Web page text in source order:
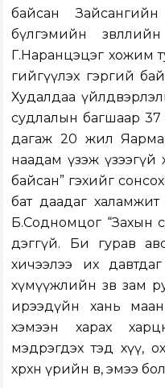
байсан
бүлгэмийн
Г.Наранцэцэг хожим
гийгүүлэх гэргий
Худалдаа
судлалын багшаар 37
дагаж 20 жил
наадам үзэж үзээгүй
байсан” гэхийг
бат даадаг
Б.Содномцог “Захын
дэггүй. Би гурав
хичээлээ их
хүмүүжлийн зөв зам
ирээдүйн хань
хэмээн харах
мэдрэгдэх тэд хүү,
хөөрхөн үрийн өвөө, эмээ